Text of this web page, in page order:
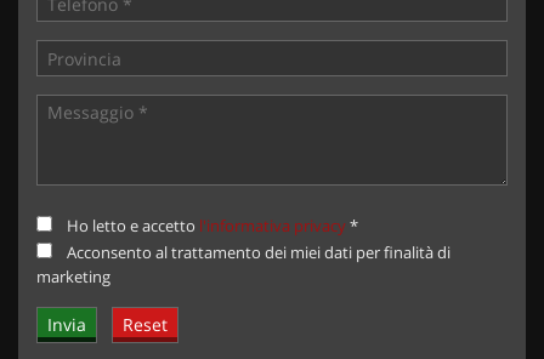
Ho letto e accetto l'informativa privacy*
Acconsento al trattamento dei miei dati per finalità di
marketing